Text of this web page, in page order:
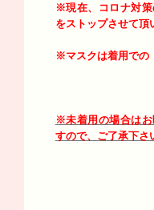
※現在、コロナ対
をストップさせて
※マスクは着用での
※未着用の場合はお
すので、ご了承下さ